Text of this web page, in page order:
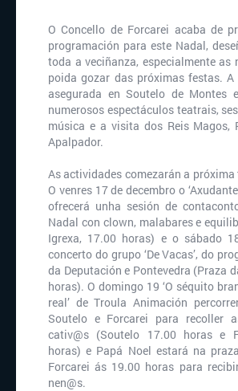
O Concello de Forcarei acaba de
programación para este Nadal,
toda a veciñanza, especialmente as
poida gozar das próximas festas. A
asegurada en Soutelo de Montes
numerosos espectáculos teatrais,
música e a visita dos Reis Magos,
Apalpador.
As actividades comezarán a próxima
O venres 17 de decembro o
ofrecerá unha sesión de
Nadal con clown, malabares e
Igrexa, 17.00 horas) e o sábado
concerto do grupo ‘De Vacas’, do
da Deputación e Pontevedra (Praza
horas). O domingo 19 ‘O séquito
real’ de Troula Animación
Soutelo e Forcarei para recoller
cativ@s (Soutelo 17.00 horas e
horas) e Papá Noel estará na
Forcarei ás 19.00 horas para
nen@s.